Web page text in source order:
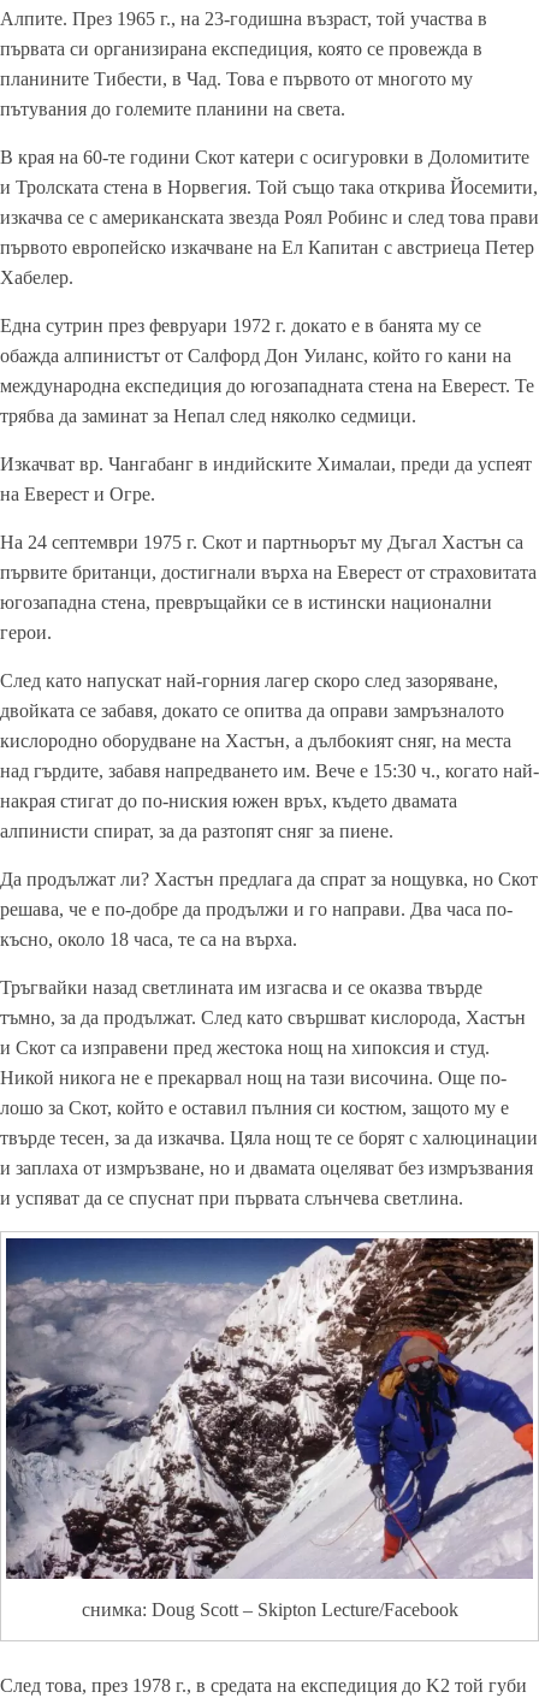
Алпите. През 1965 г., на 23-годишна възраст, той участва в
първата си организирана експедиция, която се провежда в
планините Тибести, в Чад. Това е първото от многото му
пътувания до големите планини на света.
В края на 60-те години Скот катери с осигуровки в Доломитите
и Тролската стена в Норвегия. Той също така открива Йосемити,
изкачва се с американската звезда Роял Робинс и след това прави
първото европейско изкачване на Ел Капитан с австриеца Петер
Хабелер.
Една сутрин през февруари 1972 г. докато е в банята му се
обажда алпинистът от Салфорд Дон Уиланс, който го кани на
международна експедиция до югозападната стена на Еверест. Те
трябва да заминат за Непал след няколко седмици.
Изкачват вр. Чангабанг в индийските Хималаи, преди да успеят
на Еверест и Огре.
На 24 септември 1975 г. Скот и партньорът му Дъгал Хастън са
първите британци, достигнали върха на Еверест от страховитата
югозападна стена, превръщайки се в истински национални
герои.
След като напускат най-горния лагер скоро след зазоряване,
двойката се забавя, докато се опитва да оправи замръзналото
кислородно оборудване на Хастън, а дълбокият сняг, на места
над гърдите, забавя напредването им. Вече е 15:30 ч., когато най-
накрая стигат до по-ниския южен връх, където двамата
алпинисти спират, за да разтопят сняг за пиене.
Да продължат ли? Хастън предлага да спрат за нощувка, но Скот
решава, че е по-добре да продължи и го направи. Два часа по-
късно, около 18 часа, те са на върха.
Тръгвайки назад светлината им изгасва и се оказва твърде
тъмно, за да продължат. След като свършват кислорода, Хастън
и Скот са изправени пред жестока нощ на хипоксия и студ.
Никой никога не е прекарвал нощ на тази височина. Още по-
лошо за Скот, който е оставил пълния си костюм, защото му е
твърде тесен, за да изкачва. Цяла нощ те се борят с халюцинации
и заплаха от измръзване, но и двамата оцеляват без измръзвания
и успяват да се спуснат при първата слънчева светлина.
снимка: Doug Scott – Skipton Lecture/Facebook
След това, през 1978 г., в средата на експедиция до K2 той губи